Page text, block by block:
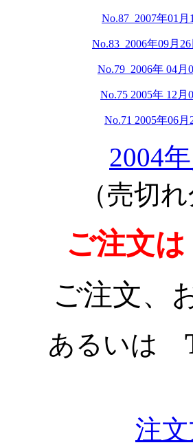
No.87 2007年01月
No.83 2006年09月26
No.79 2006年 04月
No.75 2005年 12月
No.71 2005年06月
2004
（売切
ご注文は
ご注文、
あるいは
注